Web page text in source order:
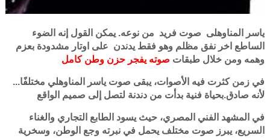
ياسر المناوهلى صوت فريد من نوعه. يمكن القول إنه الضوء
الساطع اخر نفق مظلم وهو فقط يدندن على اوتار مشدودة بعزم
وهمه ومن خلال طبقات صوته يفجر حزن وطن كامل
في زمن كثرت فيه الأصوات، يبقى صوت ياسر المناوهلي مختلفًا...
لأنه صادق.بحياة فنية بدأت من دندنة لتصل إلى صميم الواقع
في المشهد الفني المصري، حيث يسود الطابع التجاري والغناء
السريع، يبرز صوت مختلف يحمل في نبرته وجع الوطن، وسخرية